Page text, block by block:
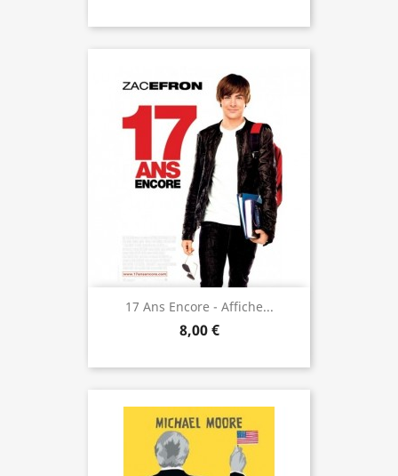
17 Ans Encore - Affiche...
8,00 €